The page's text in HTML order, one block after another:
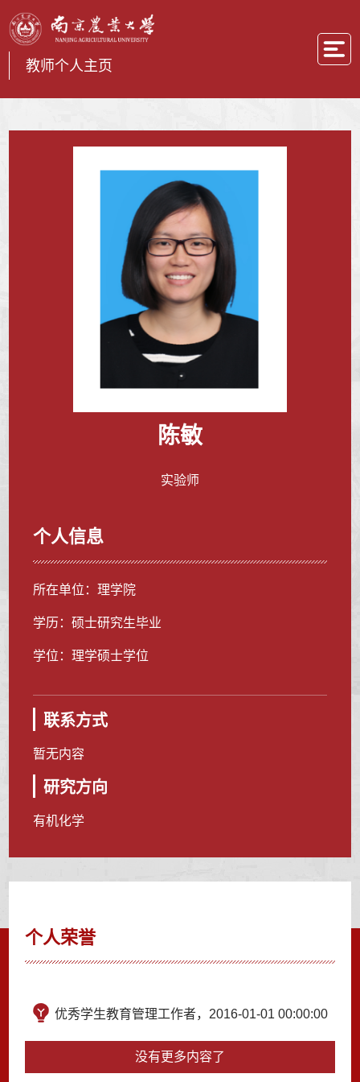
教师个人主页
陈敏
实验师
个人信息
所在单位：理学院
学历：硕士研究生毕业
学位：理学硕士学位
联系方式
暂无内容
研究方向
有机化学
个人荣誉
优秀学生教育管理工作者，2016-01-01 00:00:00
没有更多内容了